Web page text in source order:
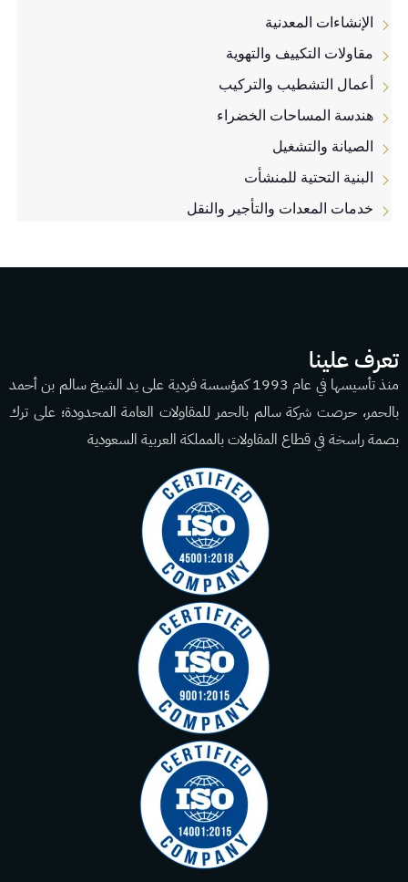
الإنشاءات المعدنية
مقاولات التكييف والتهوية
أعمال التشطيب والتركيب
هندسة المساحات الخضراء
الصيانة والتشغيل
البنية التحتية للمنشأت
خدمات المعدات والتأجير والنقل
تعرف علينا
منذ تأسيسها في عام 1993 كمؤسسة فردية على يد الشيخ سالم بن أحمد
بالحمر، حرصت شركة سالم بالحمر للمقاولات العامة المحدودة؛ على ترك
بصمة راسخة في قطاع المقاولات بالمملكة العربية السعودية